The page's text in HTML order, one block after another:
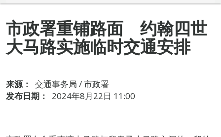
市政署重铺路面 约翰四世
大马路实施临时交通安排
来源：
交通事务局 / 市政署
发布日期：
2024年8月22日 11:00